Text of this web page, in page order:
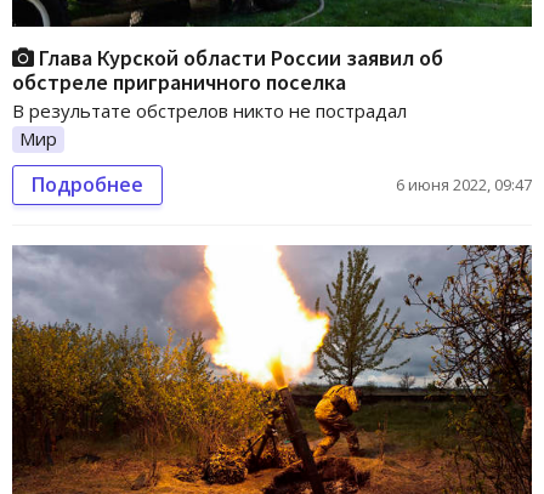
Глава Курской области России заявил об
обстреле приграничного поселка
В результате обстрелов никто не пострадал
Мир
Подробнее 6 июня 2022, 09:47